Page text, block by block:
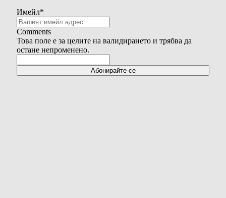
Имейл*
Comments
Това поле е за целите на валидирането и трябва да
остане непроменено.